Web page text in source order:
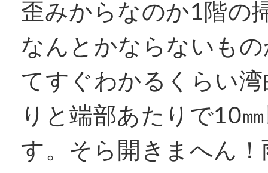
会社概要
採用情報
お問い合わせ
歪みからなのか1階の
なんとかならないも
てすぐわかるくらい
りと端部あたりで10
す。そら開きまへん